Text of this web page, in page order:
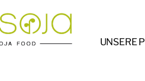
UNSERE